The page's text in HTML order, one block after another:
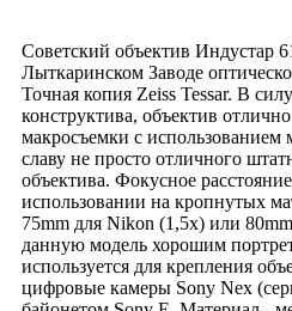
Советский объектив Индустар
Лыткаринском Заводе
Точная копия Zeiss Tessar. В
конструктива, объектив
макросъемки с использованием
славу не просто отличного
объектива. Фокусное
использовании на кропнутых
75mm для Nikon (1,5x) или
данную модель хорошим
используется для крепления
цифровые камеры Sony Nex